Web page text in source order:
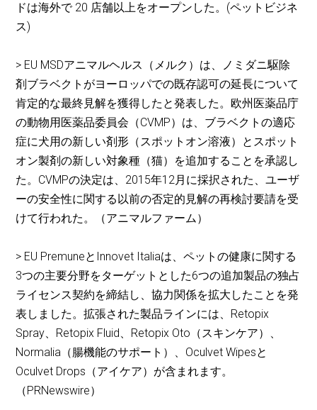
ドは海外で 20 店舗以上をオープンした。(ペットビジネ
ス)
> EU MSDアニマルヘルス（メルク）は、ノミダニ駆除
剤ブラベクトがヨーロッパでの既存認可の延長について
肯定的な最終見解を獲得したと発表した。欧州医薬品庁
の動物用医薬品委員会（CVMP）は、ブラベクトの適応
症に犬用の新しい剤形（スポットオン溶液）とスポット
オン製剤の新しい対象種（猫）を追加することを承認し
た。CVMPの決定は、2015年12月に採択された、ユーザ
ーの安全性に関する以前の否定的見解の再検討要請を受
けて行われた。（アニマルファーム）
> EU PremuneとInnovet Italiaは、ペットの健康に関する
3つの主要分野をターゲットとした6つの追加製品の独占
ライセンス契約を締結し、協力関係を拡大したことを発
表しました。拡張された製品ラインには、Retopix
Spray、Retopix Fluid、Retopix Oto（スキンケア）、
Normalia（腸機能のサポート）、Oculvet Wipesと
Oculvet Drops（アイケア）が含まれます。
（PRNewswire）